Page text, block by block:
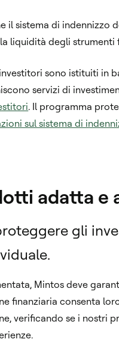
il sistema di
liquidità degli strumenti
sono istituiti in
servizi di
. Il programma
sul sistema di
adatta e
gli
Mintos deve
finanziaria consenta
verificando se i nostri